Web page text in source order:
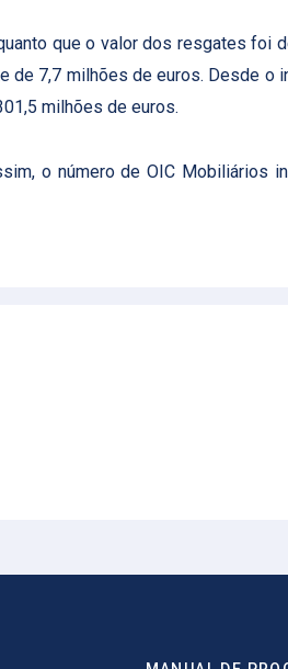
que o valor dos resgates foi
de 7,7 milhões de euros. Desde o
milhões de euros.
o número de OIC Mobiliários